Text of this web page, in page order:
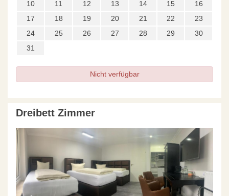
10
11 12 13 14 15
16
17
18 19 20 21 22
23
24
25 26 27 28 29
30
31
Nicht verfügbar
Dreibett Zimmer
Next